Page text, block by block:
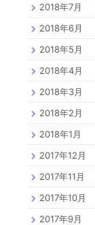
2018年7月
2018年6月
2018年5月
2018年4月
2018年3月
2018年2月
2018年1月
2017年12月
2017年11月
2017年10月
2017年9月